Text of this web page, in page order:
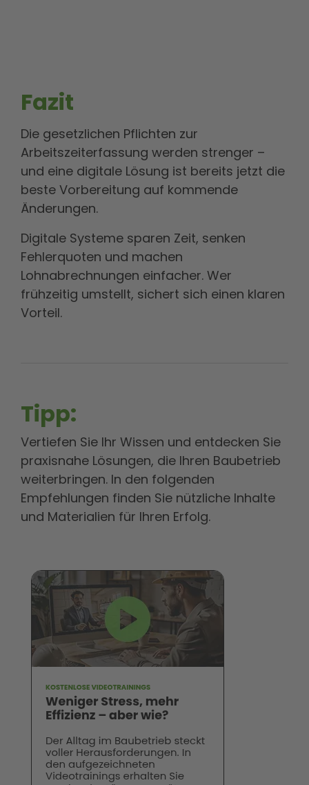
Fazit
Die gesetzlichen Pflichten zur
Arbeitszeiterfassung werden strenger –
und eine digitale Lösung ist bereits jetzt die
beste Vorbereitung auf kommende
Änderungen.
Digitale Systeme sparen Zeit, senken
Fehlerquoten und machen
Lohnabrechnungen einfacher. Wer
frühzeitig umstellt, sichert sich einen klaren
Vorteil.
Tipp:
Vertiefen Sie Ihr Wissen und entdecken Sie
praxisnahe Lösungen, die Ihren Baubetrieb
weiterbringen. In den folgenden
Empfehlungen finden Sie nützliche Inhalte
und Materialien für Ihren Erfolg.